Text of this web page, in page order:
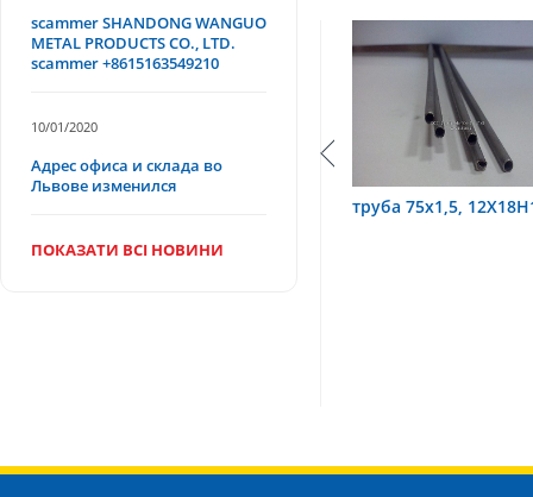
труба 75х1,5,
scammer SHANDONG WANGUO
METAL PRODUCTS CO., LTD.
scammer +8615163549210
10/01/2020
Адрес офиса и склада во
Львове изменился
ПОКАЗАТИ ВСІ НОВИНИ